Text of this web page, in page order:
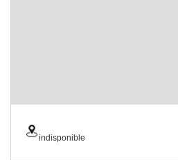
indisponible